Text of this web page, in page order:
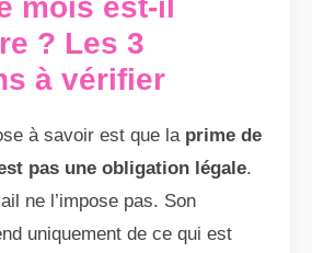
mois est-il
? Les 3
à vérifier
à savoir est que la prime de
pas une obligation légale.
ne l’impose pas. Son
uniquement de ce qui est